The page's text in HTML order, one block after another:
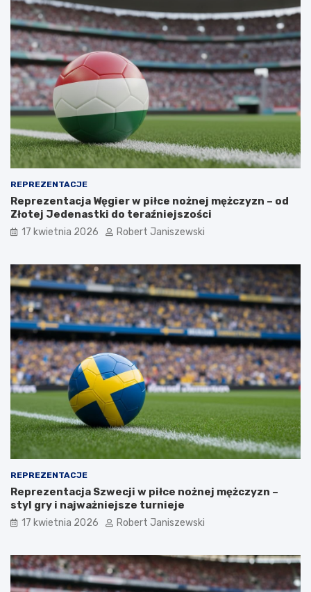
REPREZENTACJE
Reprezentacja Węgier w piłce nożnej mężczyzn – od
Złotej Jedenastki do teraźniejszości
17 kwietnia 2026 Robert Janiszewski
REPREZENTACJE
Reprezentacja Szwecji w piłce nożnej mężczyzn –
styl gry i najważniejsze turnieje
17 kwietnia 2026 Robert Janiszewski